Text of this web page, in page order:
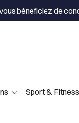
bénéficiez de
Sport & Fitness